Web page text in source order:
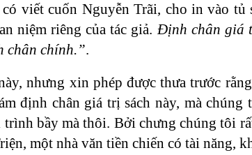
viết cuốn Nguyễn Trãi, cho in vào tủ
niệm riêng của tác giả.Định chân giá
chân chính.”.
nhưng xin phép được thưa trước
định chân giá trị sách này, mà
bầy mà thôi. Bởi chưng chúng tôi
một nhà văn tiền chiến có tài năng,